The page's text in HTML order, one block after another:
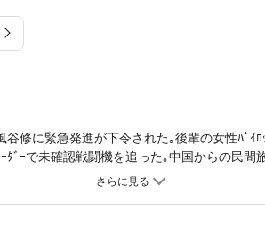
谷修に緊急発進が下令された｡後輩の女性ﾊﾟｲ
ﾞｰで未確認戦闘機を追った｡中国からの民間
島･魚釣島上空での格闘戦は幕を開けた――｡